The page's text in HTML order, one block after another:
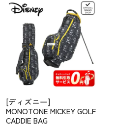
[ディズニー]
MONOTONE MICKEY GOLF
CADDIE BAG